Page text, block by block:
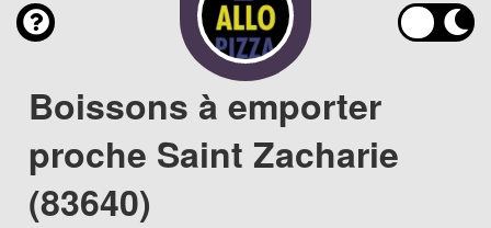
Boissons à emporter
proche Saint Zacharie
(83640)